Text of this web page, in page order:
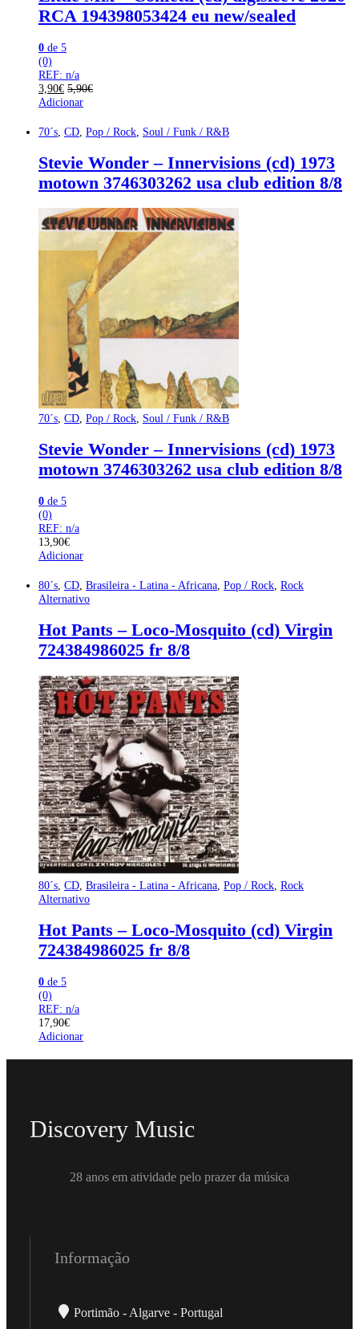
RCA 194398053424 eu new/sealed
0 de 5
(0)
REF: n/a
3,90€ 5,90€
Adicionar
70´s CD Pop / Rock Soul / Funk / R&B
Stevie Wonder – Innervisions (cd) 1973
motown 3746303262 usa club edition 8/8
70´s CD Pop / Rock Soul / Funk / R&B
Stevie Wonder – Innervisions (cd) 1973
motown 3746303262 usa club edition 8/8
0 de 5
(0)
REF: n/a
13,90€
Adicionar
80´s CD Brasileira - Latina - Africana Pop / Rock Rock
Alternativo
Hot Pants – Loco-Mosquito (cd) Virgin
724384986025 fr 8/8
80´s CD Brasileira - Latina - Africana Pop / Rock Rock
Alternativo
Hot Pants – Loco-Mosquito (cd) Virgin
724384986025 fr 8/8
0 de 5
(0)
REF: n/a
17,90€
Adicionar
Discovery Music
28 anos em atividade pelo prazer da música
Informação
Portimão - Algarve - Portugal